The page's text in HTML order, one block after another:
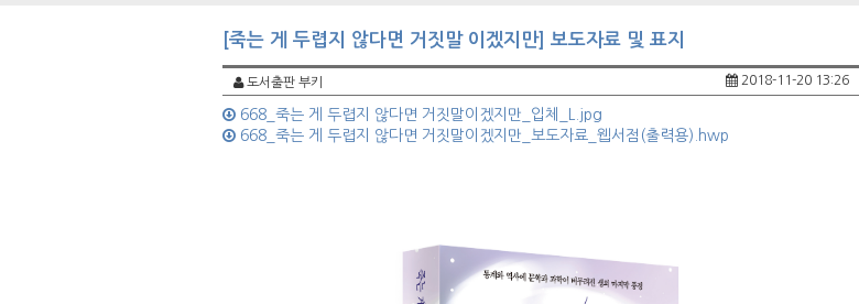
[죽는 게 두렵지 않다면 거짓말 이겠지만] 보도자료 및 표지
도서출판 부키 2018-11-20 13:26
668_죽는 게 두렵지 않다면 거짓말이겠지만_입체_L.jpg
668_죽는 게 두렵지 않다면 거짓말이겠지만_보도자료_웹서점(출력용).hwp